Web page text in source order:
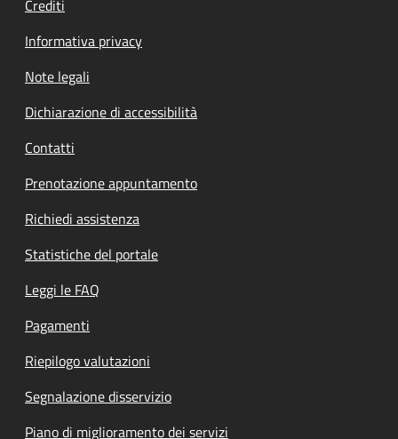
Crediti
Informativa privacy
Note legali
Dichiarazione di accessibilità
Contatti
Prenotazione appuntamento
Richiedi assistenza
Statistiche del portale
Leggi le FAQ
Pagamenti
Riepilogo valutazioni
Segnalazione disservizio
Piano di miglioramento dei servizi